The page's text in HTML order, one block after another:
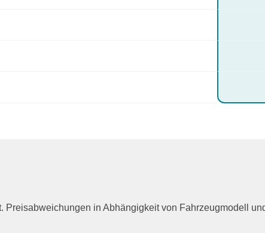
Preisabweichungen in Abhängigkeit von Fahrzeugmodell